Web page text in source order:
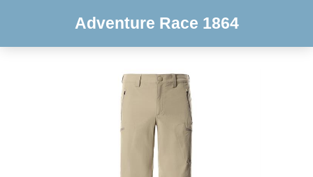
Adventure Race 1864